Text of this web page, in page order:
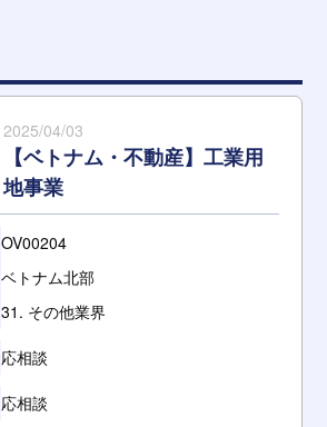
2025/04/03
【ベトナム・不動産】工業用
地事業
OV00204
ベトナム北部
31. その他業界
応相談
応相談